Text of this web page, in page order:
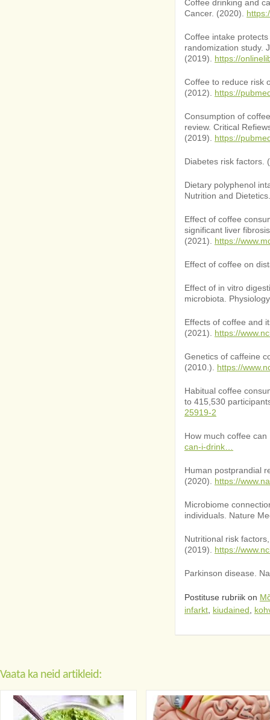
Coffee drinking and
Cancer. (2020).
Coffee intake
randomization study.
(2019). https://
Coffee to reduce risk
(2012). https://
Consumption of
review. Critical
(2019). https://
Diabetes risk factors.
Dietary polyphenol
Nutrition and
Effect of coffee
significant liver
(2021). https://
Effect of coffee on
Effect of in vitro
microbiota.
Effects of coffee and
(2021). https://
Genetics of caffeine
(2010.). https://
Habitual coffee
to 415,530
25919-2
How much coffee
can-i-drink…
Human postprandial
(2020). https://
Microbiome
individuals. Nature
Nutritional risk
(2019). https://
Parkinson disease.
Postituse rubriik on
infarkt, kiudained,
Vaata ka neid artikleid: